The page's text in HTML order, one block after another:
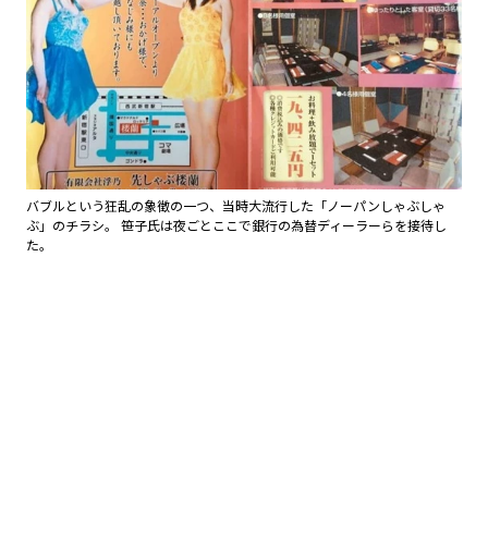
バブルという狂乱の象徴の一つ、当時大流行した「ノーパンしゃぶしゃ
ぶ」のチラシ。 笹子氏は夜ごとここで銀行の為替ディーラーらを接待し
た。